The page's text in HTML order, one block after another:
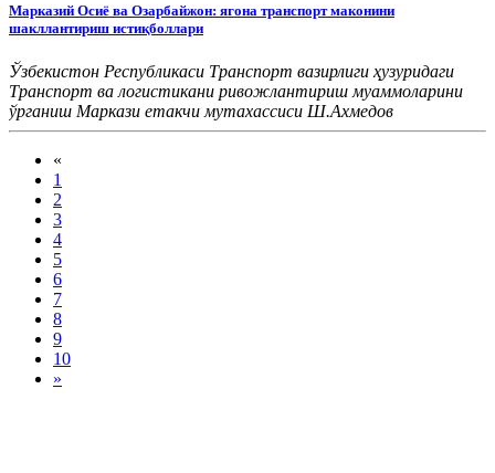
Марказий Осиё ва Озарбайжон: ягона транспорт маконини
шакллантириш истиқболлари
Ўзбекистон Республикаси Транспорт вазирлиги ҳузуридаги
Транспорт ва логистикани ривожлантириш муаммоларини
ўрганиш Маркази етакчи мутахассиси Ш.Ахмедов
«
1
2
3
4
5
6
7
8
9
10
»